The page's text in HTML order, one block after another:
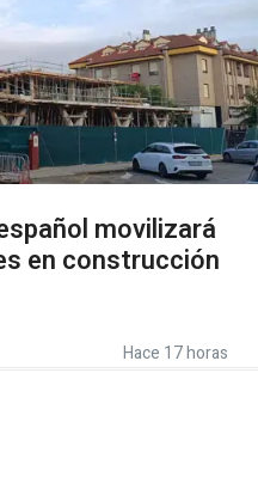
movilizará
en construcción
Hace 17 horas